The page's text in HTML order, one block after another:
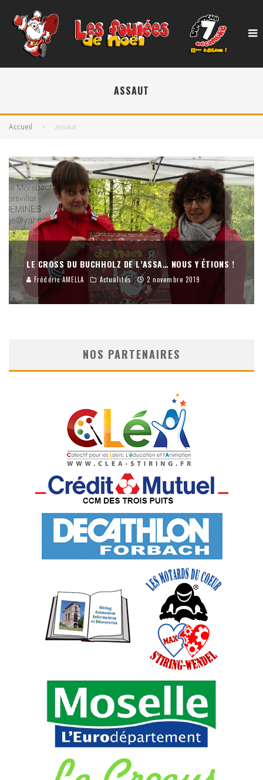
ASSAUT
Accueil assaut
LE CROSS DU BUCHHOLZ DE L’ASSA… NOUS Y ÉTIONS !
Frédéric AMELLA Actualités 2 novembre 2019
NOS PARTENAIRES